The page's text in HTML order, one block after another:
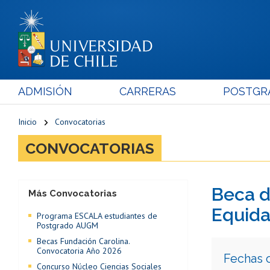
ADMISIÓN CARRERAS
Inicio Convocatorias
CONVOCATORIAS
Beca
Fechas
Más Convocatorias
Programa ESCALA estudiantes de
Postgrado AUGM
Becas Fundación Carolina.
Convocatoria Año 2026
Concurso Núcleo Ciencias Sociales